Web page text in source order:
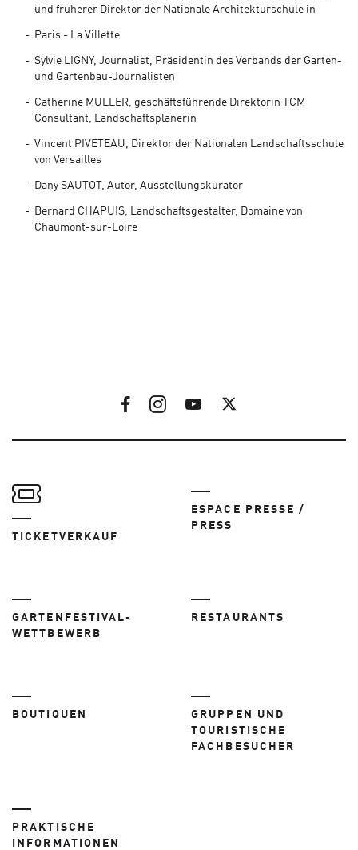
und früherer Direktor der Nationale Architekturschule in
Paris - La Villette
Sylvie LIGNY, Journalist, Präsidentin des Verbands der Garten-
und Gartenbau-Journalisten
Catherine MULLER, geschäftsführende Direktorin TCM
Consultant, Landschaftsplanerin
Vincent PIVETEAU, Direktor der Nationalen Landschaftsschule
von Versailles
Dany SAUTOT, Autor, Ausstellungskurator
Bernard CHAPUIS, Landschaftsgestalter, Domaine von
Chaumont-sur-Loire
TICKETVERKAUF
ESPACE PRESSE /
PRESS
GARTENFESTIVAL-
WETTBEWERB
RESTAURANTS
BOUTIQUEN
GRUPPEN UND
TOURISTISCHE
FACHBESUCHER
PRAKTISCHE
INFORMATIONEN